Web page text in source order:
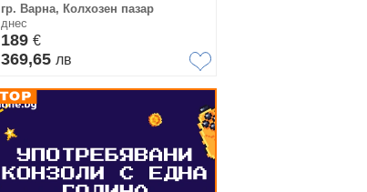
гр. Варна, Колхозен пазар
днес
189 €
369,65 лв